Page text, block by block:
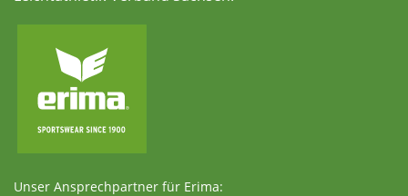
Unser Ansprechpartner für Erima: